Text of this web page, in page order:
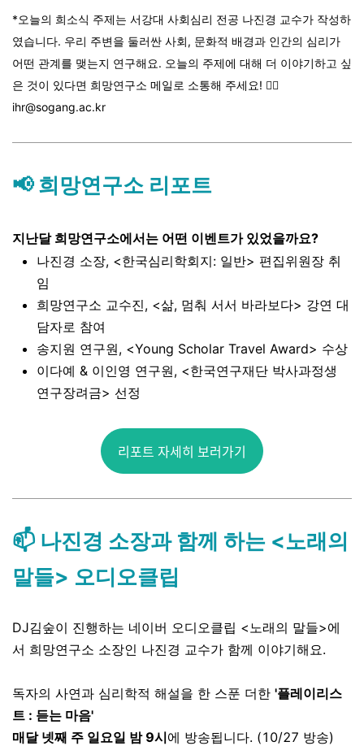
*오늘의 희소식 주제는 서강대 사회심리 전공 나진경 교수가 작성하
였습니다. 우리 주변을 둘러싼 사회, 문화적 배경과 인간의 심리가
어떤 관계를 맺는지 연구해요. 오늘의 주제에 대해 더 이야기하고 싶
은 것이 있다면 희망연구소 메일로 소통해 주세요! 👉🏼
ihr@sogang.ac.kr
📢 희망연구소 리포트
지난달 희망연구소에서는 어떤 이벤트가 있었을까요?
나진경 소장, <한국심리학회지: 일반> 편집위원장 취
임
희망연구소 교수진, <삶, 멈춰 서서 바라보다> 강연 대
담자로 참여
송지원 연구원, <Young Scholar Travel Award> 수상
이다예 & 이인영 연구원, <한국연구재단 박사과정생
연구장려금> 선정
리포트 자세히 보러가기
📫 나진경 소장과 함께 하는 <노래의
말들> 오디오클립
DJ김숲이 진행하는 네이버 오디오클립 <노래의 말들>에
서 희망연구소 소장인 나진경 교수가 함께 이야기해요.
독자의 사연과 심리학적 해설을 한 스푼 더한 '플레이리스
트 : 듣는 마음'
매달 넷째 주 일요일 밤 9시에 방송됩니다. (10/27 방송)